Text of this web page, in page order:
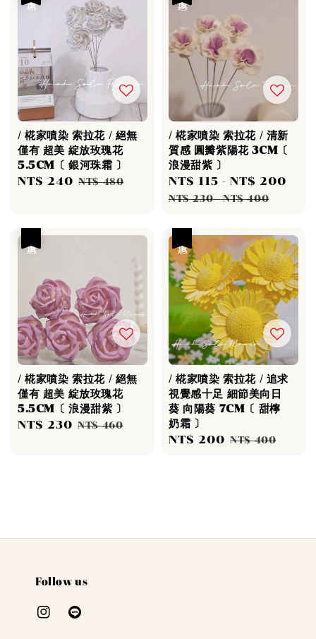
/ 椛家噴染 索拉花 / 絕無
僅有 超美 綻放玫瑰花
5.5CM〔 銀河珠霜 〕
Sale
NT$ 240 Regular
NT$ 480
/ 椛家噴染 索拉花 / 清新
質感 圓瓣紫陽花 3CM〔
浪漫甜紫 〕
Sale
price
NT$ 115 -NT$ 200
NT$ 230-NT$ 400
/ 椛家噴染 索拉花 / 絕無
僅有 超美 綻放玫瑰花
5.5CM〔 浪漫甜紫 〕
Sale
NT$ 230 Regular
NT$ 460
/ 椛家噴染 索拉花 / 追求
視覺感十足 細節美向日
葵 向陽葵 7CM〔 甜檸
奶霜 〕
Sale
NT$ 200 Regular
NT$ 400
Follow us